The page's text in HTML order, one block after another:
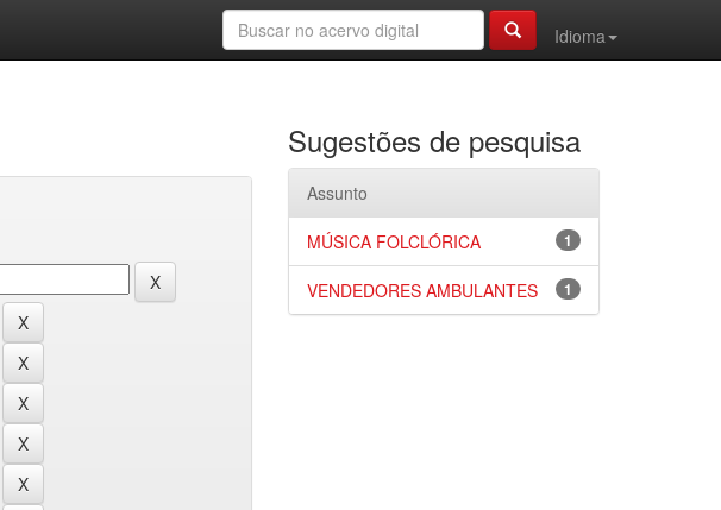
Idioma
Sugestões de pesquisa
Assunto
1
MÚSICA FOLCLÓRICA
1
VENDEDORES AMBULANTES